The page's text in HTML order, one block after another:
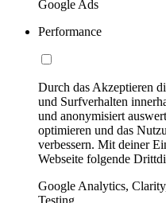
Google Ads
Performance
Durch das Akzeptieren
und Surfverhalten
und anonymisiert
optimieren und das
verbessern. Mit deiner
Webseite folgende
Google Analytics,
Testing